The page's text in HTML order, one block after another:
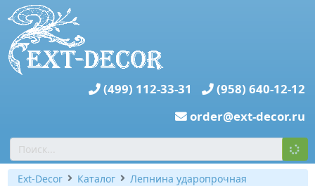
(499) 112-33-31
(958) 640-12-12
order@ext-decor.ru
Ext-Decor Каталог
Лепнина ударопрочная